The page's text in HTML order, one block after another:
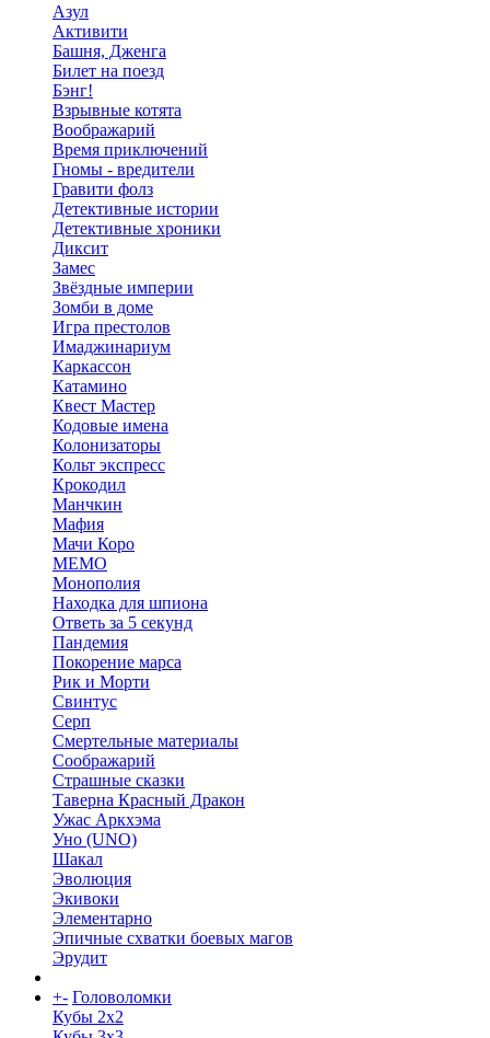
Азул
Активити
Башня, Дженга
Билет на поезд
Бэнг!
Взрывные котята
Воображарий
Время приключений
Гномы - вредители
Гравити фолз
Детективные истории
Детективные хроники
Диксит
Замес
Звёздные империи
Зомби в доме
Игра престолов
Имаджинариум
Каркассон
Катамино
Квест Мастер
Кодовые имена
Колонизаторы
Кольт экспресс
Крокодил
Манчкин
Мафия
Мачи Коро
МЕМО
Монополия
Находка для шпиона
Ответь за 5 секунд
Пандемия
Покорение марса
Рик и Морти
Свинтус
Серп
Смертельные материалы
Соображарий
Страшные сказки
Таверна Красный Дракон
Ужас Аркхэма
Уно (UNO)
Шакал
Эволюция
Экивоки
Элементарно
Эпичные схватки боевых магов
Эрудит
+- Головоломки
Кубы 2х2